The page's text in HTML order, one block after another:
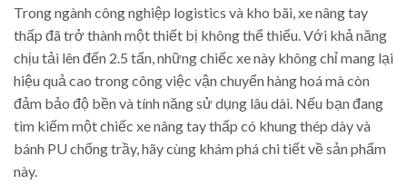
Trong ngành công nghiệp logistics và kho bãi, xe nâng tay
thấp đã trở thành một thiết bị không thể thiếu. Với khả năng
chịu tải lên đến 2.5 tấn, những chiếc xe này không chỉ mang lại
hiệu quả cao trong công việc vận chuyển hàng hoá mà còn
đảm bảo độ bền và tính năng sử dụng lâu dài. Nếu bạn đang
tìm kiếm một chiếc xe nâng tay thấp có khung thép dày và
bánh PU chống trầy, hãy cùng khám phá chi tiết về sản phẩm
này.